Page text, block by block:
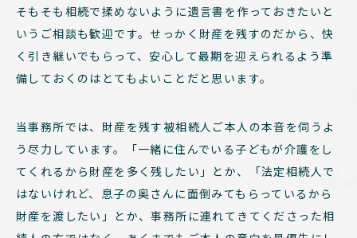
そもそも相続で揉めないように遺言書を作っておきたいと
いうご相談も歓迎です。せっかく財産を残すのだから、快
く引き継いでもらって、安心して最期を迎えられるよう準
備しておくのはとてもよいことだと思います。
当事務所では、財産を残す被相続人ご本人の本音を伺うよ
う尽力しています。「一緒に住んでいる子どもが介護をし
てくれるから財産を多く残したい」とか、「法定相続人で
はないけれど、息子の奥さんに面倒みてもらっているから
財産を渡したい」とか、事務所に連れてきてくださった相